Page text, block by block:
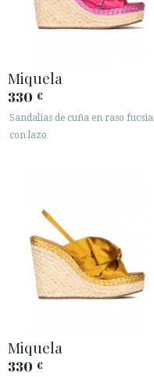
Miquela
330 €
Sandalias de cuña en raso fucsia
con lazo
Miquela
330 €